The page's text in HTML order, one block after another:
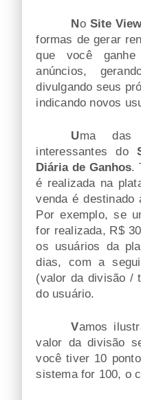
No Site View
formas de gerar
que você
anúncios,
divulgando seus
indicando novos
Uma das funcionalidades mais
interessantes do
Diária de Ganhos.
é realizada na
venda é destinado
Por exemplo, se
for realizada, R$
os usuários da
dias, com a
(valor da divisão /
do usuário.
Vamos ilustrar: Suponha que hoje o
valor da divisão
você tiver 10
sistema for 100, o